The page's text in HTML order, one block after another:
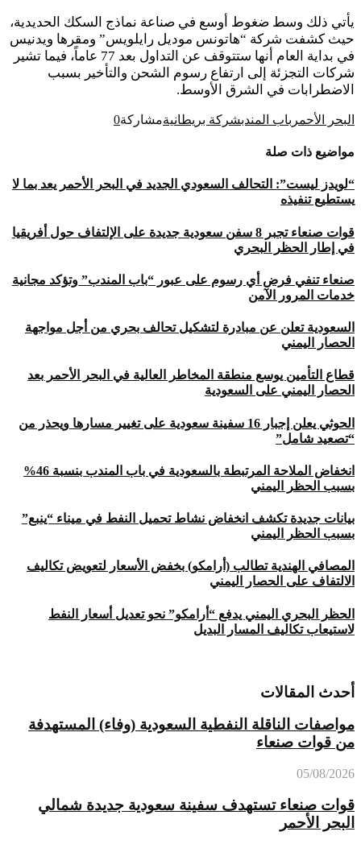
يأتي ذلك وسط ضغوط أوسع في صناعة نماذج السكك الحديدية،
حيث كشفت شركة “هاتونس موديل رايلويس” ومقرها ويدنيس
في بداية العام أنها ستتوقف عن التداول بعد 77 عاماً، فيما تشير
شركات التجزئة إلى ارتفاع رسوم الشحن والتأخير بسبب
الاضطرابات في الشرق الأوسط.
البحر الأحمر باب المندبشركة بريطانيةمشاركة0
مواضيع ذات صلة
“لويدز ليست”: التحالف السعودي الجديد في البحر الأحمر يعد بما لا
يستطيع تنفيذه
قوات صنعاء تجبر 8 سفن سعودية جديدة على الإلتفاف حول أفريقيا
في إطار الحظر البحري
صنعاء تنفي فرض أي رسوم على عبور “باب المندب” وتؤكد مجانية
خدمات المرور الآمن
السعودية تعلن عن مبادرة لتشكيل تحالف بحري من أجل مواجهة
الحصار اليمني
قطاع التأمين يوسع منطقة المخاطر العالية في البحر الأحمر بعد
الحصار اليمني على السعودية
الحوثي يعلن إجبار 16 سفينة سعودية على تغيير مسارها ويحذر من
“تصعيد شامل”
انخفاض الملاحة المرتبطة بالسعودية في باب المندب بنسبة 46%
بسبب الحظر اليمني
بيانات جديدة تكشف انخفاض نشاط تحميل النفط في ميناء “ينبع”
بسبب الحظر اليمني
المصافي الهندية تطالب (أرامكو) بخفض الأسعار لتعويض تكاليف
الالتفاف على الحصار اليمني
الحظر البحري اليمني يدفع “أرامكو” نحو تعديل أسعار النفط
لاستيعاب تكاليف المسار البديل
أحدث المقالات
مواصفات الناقلة النفطية السعودية (وفاء) المستهدفة
من قوات صنعاء
05/08/2026
قوات صنعاء تستهدف سفينة سعودية جديدة شمالي
البحر الأحمر